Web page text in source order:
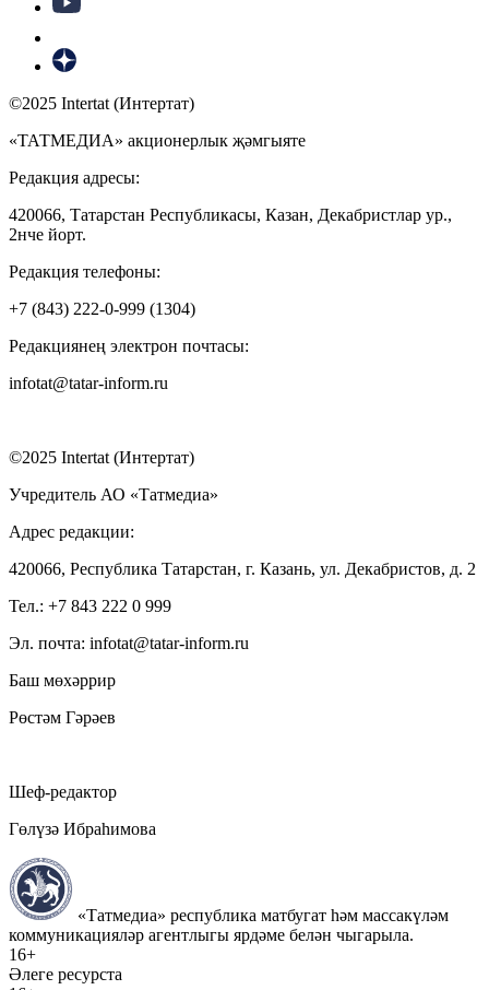
©2025 Intertat (Интертат)
«ТАТМЕДИА» акционерлык җәмгыяте
Редакция адресы:
420066, Татарстан Республикасы, Казан, Декабристлар ур.,
2нче йорт.
Редакция телефоны:
+7 (843) 222-0-999 (1304)
Редакциянең электрон почтасы:
infotat@tatar-inform.ru
©2025 Intertat (Интертат)
Учредитель АО «Татмедиа»
Адрес редакции:
420066, Республика Татарстан, г. Казань, ул. Декабристов, д. 2
Тел.: +7 843 222 0 999
Эл. почта: infotat@tatar-inform.ru
Баш мөхәррир
Рөстәм Гәрәев
Шеф-редактор
Гөлүзә Ибраһимова
«Татмедиа» республика матбугат һәм массакүләм
коммуникацияләр агентлыгы ярдәме белән чыгарыла.
16+
Әлеге ресурста